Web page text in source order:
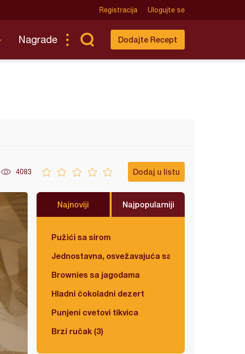
Registracija Ulogujte se
Nagrade Dodajte Recept
4083 Dodaj u listu
Najnoviji Najpopularniji
Pužići sa sirom
Jednostavna, osvežavajuća salata
Brownies sa jagodama
Hladni čokoladni dezert
Punjeni cvetovi tikvica
Brzi ručak (3)